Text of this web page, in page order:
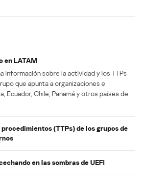
en LATAM
información sobre la actividad y los TTPs
que apunta a organizaciones e
Ecuador, Chile, Panamá y otros países de
(TTPs) de los grupos de
en las sombras de UEFI